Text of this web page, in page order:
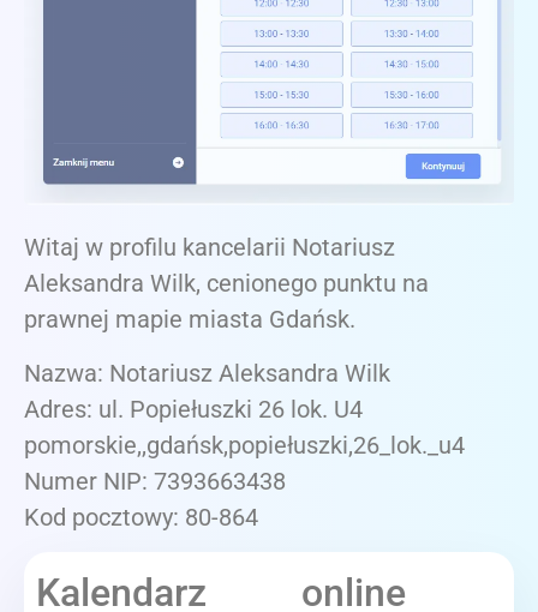
Witaj w profilu kancelarii Notariusz
Aleksandra Wilk, cenionego punktu na
prawnej mapie miasta Gdańsk.
Nazwa: Notariusz Aleksandra Wilk
Adres: ul. Popiełuszki 26 lok. U4
pomorskie,,gdańsk,popiełuszki,26_lok._u4
Numer NIP: 7393663438
Kod pocztowy: 80-864
Kalendarz online